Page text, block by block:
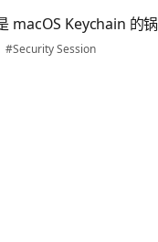
macOS Keychain 的锅
#Security Session